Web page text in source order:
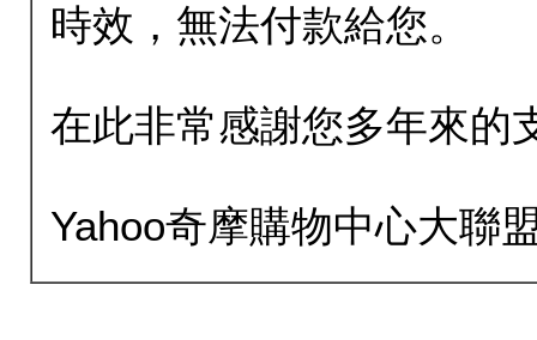
時效，無法付款給您。
在此非常感謝您多年來的
Yahoo奇摩購物中心大